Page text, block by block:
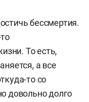
бессмертия.
То есть,
а все
то со
довольно долго